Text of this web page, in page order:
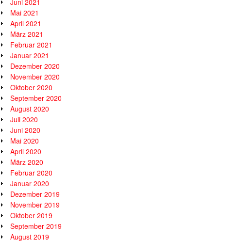
Juni 2021
Mai 2021
April 2021
März 2021
Februar 2021
Januar 2021
Dezember 2020
November 2020
Oktober 2020
September 2020
August 2020
Juli 2020
Juni 2020
Mai 2020
April 2020
März 2020
Februar 2020
Januar 2020
Dezember 2019
November 2019
Oktober 2019
September 2019
August 2019